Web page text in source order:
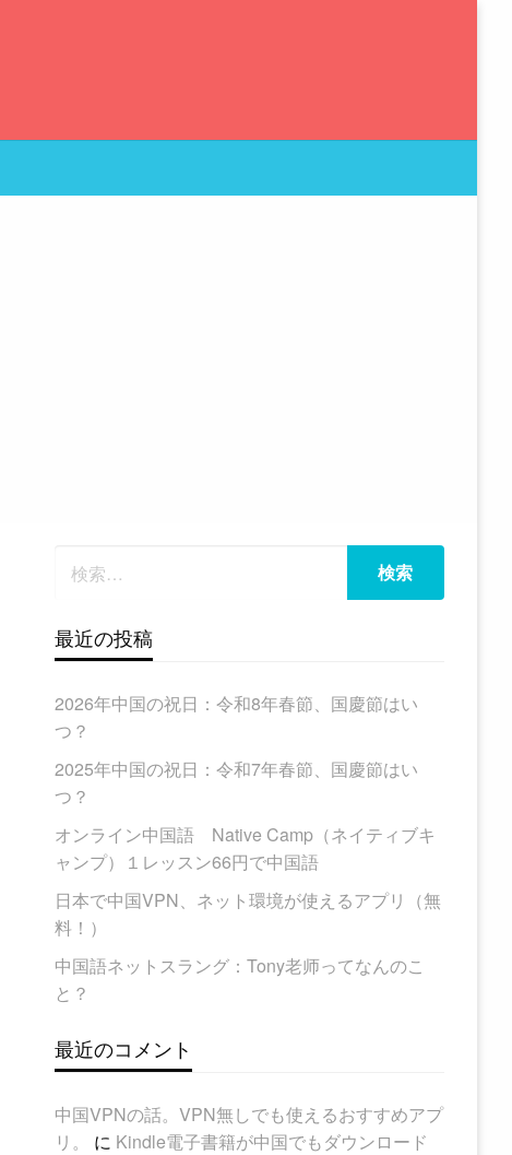
最近の投稿
2026年中国の祝日：令和8年春節、国慶節はい
つ？
2025年中国の祝日：令和7年春節、国慶節はい
つ？
オンライン中国語 Native Camp（ネイティブキ
ャンプ）１レッスン66円で中国語
日本で中国VPN、ネット環境が使えるアプリ（無
料！）
中国語ネットスラング：Tony老师ってなんのこ
と？
最近のコメント
中国VPNの話。VPN無しでも使えるおすすめアプ
リ。
に Kindle電子書籍が中国でもダウンロード